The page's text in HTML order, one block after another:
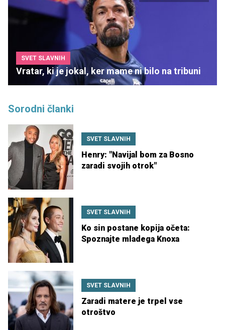
SVET SLAVNIH
Vratar, ki je jokal, ker mame ni bilo na tribuni
Sorodni članki
SVET SLAVNIH
Henry: "Navijal bom za Bosno
zaradi svojih otrok"
SVET SLAVNIH
Ko sin postane kopija očeta:
Spoznajte mladega Knoxa
SVET SLAVNIH
Zaradi matere je trpel vse
otroštvo